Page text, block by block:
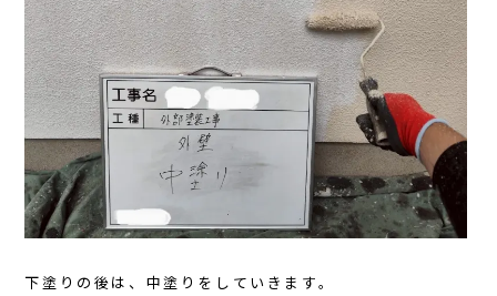
下塗りの後は、中塗りをしていきます。